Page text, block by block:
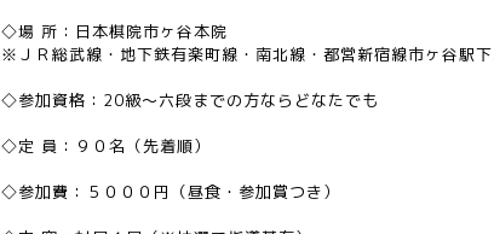
◇場 所：日本棋院市ヶ谷本院
※ＪＲ総武線・地下鉄有楽町線・南北線・都営新宿線市ヶ谷駅
◇参加資格：20級～六段までの方ならどなたでも
◇定 員：９０名（先着順）
◇参加費：５０００円（昼食・参加賞つき）